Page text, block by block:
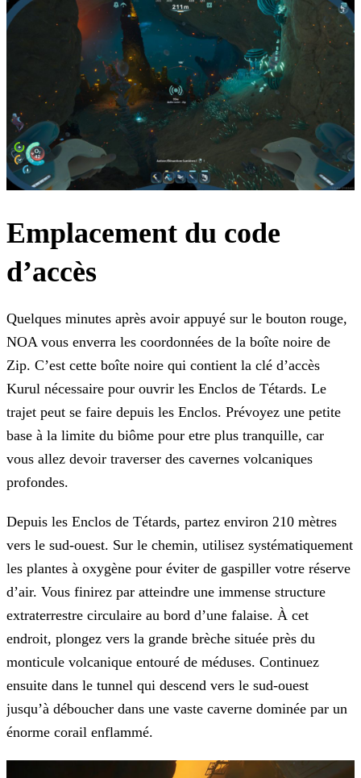
Emplacement du code
d’accès
Quelques minutes après avoir appuyé sur le bouton rouge,
NOA vous enverra les coordonnées de la boîte noire de
Zip. C’est cette boîte noire qui contient la clé d’accès
Kurul nécessaire pour ouvrir les Enclos de Tétards. Le
trajet peut se faire depuis les Enclos. Prévoyez une petite
base à la limite du biôme pour etre plus tranquille, car
vous allez devoir traverser des cavernes volcaniques
profondes.
Depuis les Enclos de Tétards, partez environ 210 mètres
vers le sud-ouest. Sur le chemin, utilisez systématiquement
les plantes à oxygène pour éviter de gaspiller votre réserve
d’air. Vous finirez par atteindre une immense structure
extraterrestre circulaire au bord d’une falaise. À cet
endroit, plongez vers la grande brèche située près du
monticule volcanique entouré de méduses. Continuez
ensuite dans le tunnel qui descend vers le sud-ouest
jusqu’à déboucher dans une vaste caverne dominée par un
énorme corail enflammé.